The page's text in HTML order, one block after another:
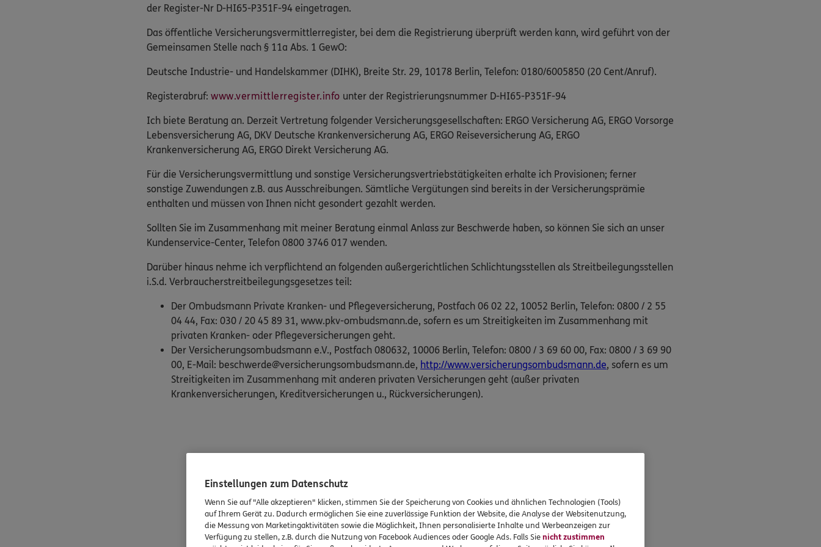
der Register-Nr D-HI65-P351F-94 eingetragen.
Das öffentliche Versicherungsvermittlerregister, bei dem die Registrierung überprüft werden kann, wird geführt von der
Gemeinsamen Stelle nach § 11a Abs. 1 GewO:
Deutsche Industrie- und Handelskammer (DIHK), Breite Str. 29, 10178 Berlin, Telefon: 0180/6005850 (20 Cent/Anruf).
Registerabruf: www.vermittlerregister.info unter der Registrierungsnummer D-HI65-P351F-94
Ich biete Beratung an. Derzeit Vertretung folgender Versicherungsgesellschaften: ERGO Versicherung AG, ERGO Vorsorge
Lebensversicherung AG, DKV Deutsche Krankenversicherung AG, ERGO Reiseversicherung AG, ERGO
Krankenversicherung AG, ERGO Direkt Versicherung AG.
Für die Versicherungsvermittlung und sonstige Versicherungsvertriebstätigkeiten erhalte ich Provisionen; ferner
sonstige Zuwendungen z.B. aus Ausschreibungen. Sämtliche Vergütungen sind bereits in der Versicherungsprämie
enthalten und müssen von Ihnen nicht gesondert gezahlt werden.
Sollten Sie im Zusammenhang mit meiner Beratung einmal Anlass zur Beschwerde haben, so können Sie sich an unser
Kundenservice-Center, Telefon 0800 3746 017 wenden.
Darüber hinaus nehme ich verpflichtend an folgenden außergerichtlichen Schlichtungsstellen als Streitbeilegungsstellen
i.S.d. Verbraucherstreitbeilegungsgesetzes teil:
Der Ombudsmann Private Kranken- und Pflegeversicherung, Postfach 06 02 22, 10052 Berlin, Telefon: 0800 / 2 55
04 44, Fax: 030 / 20 45 89 31, www.pkv-ombudsmann.de, sofern es um Streitigkeiten im Zusammenhang mit
privaten Kranken- oder Pflegeversicherungen geht.
Der Versicherungsombudsmann e.V., Postfach 080632, 10006 Berlin, Telefon: 0800 / 3 69 60 00, Fax: 0800 / 3 69 90
00, E-Mail: beschwerde@versicherungsombudsmann.de, http://www.versicherungsombudsmann.de, sofern es um
Streitigkeiten im Zusammenhang mit anderen privaten Versicherungen geht (außer privaten
Krankenversicherungen, Kreditversicherungen u., Rückversicherungen).
Unser Team am Standort
Einstellungen zum Datenschutz
Wenn Sie auf "Alle akzeptieren" klicken, stimmen Sie der Speicherung von Cookies und ähnlichen Technologien (Tools)
auf Ihrem Gerät zu. Dadurch ermöglichen Sie eine zuverlässige Funktion der Website, die Analyse der Websitenutzung,
die Messung von Marketingaktivitäten sowie die Möglichkeit, Ihnen personalisierte Inhalte und Werbeanzeigen zur
Verfügung zu stellen, z.B. durch die Nutzung von Facebook Audiences oder Google Ads. Falls Sienicht zustimmen